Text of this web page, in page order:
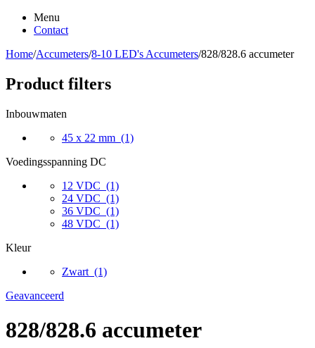
Menu
Contact
Home/Accumeters/8-10 LED's Accumeters/828/828.6 accumeter
Product filters
Inbouwmaten
45 x 22 mm (1)
Voedingsspanning DC
12 VDC (1)
24 VDC (1)
36 VDC (1)
48 VDC (1)
Kleur
Zwart (1)
Geavanceerd
828/828.6 accumeter